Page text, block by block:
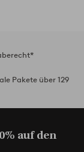
Pakete über 129
auf den